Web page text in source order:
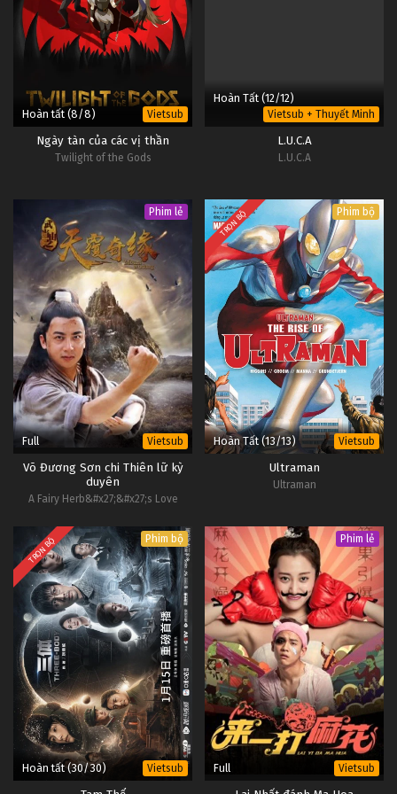
10 Yêu Đương Đi Trại Chủ Tập 10
Hoàn tất (8/8) Vietsub
Ngày tàn của các vị thần
Twilight of the Gods
Hoàn Tất (12/12)
Vietsub + Thuyết Minh
L.U.C.A
L.U.C.A
Phim lẻ
Full Vietsub
Võ Đương Sơn chi Thiên lữ kỳ
duyên
A Fairy Herb&#x27;&#x27;s Love
TRỌN BỘ Phim bộ
Hoàn Tất (13/13) Vietsub
Ultraman
Ultraman
TRỌN BỘ Phim bộ
Hoàn tất (30/30) Vietsub
Phim lẻ
Full Vietsub